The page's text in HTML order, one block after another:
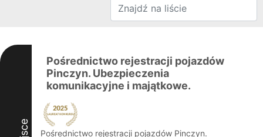
Pośrednictwo rejestracji pojazdów
Pinczyn. Ubezpieczenia
komunikacyjne i majątkowe.
Pośrednictwo rejestracji pojazdów Pinczyn.